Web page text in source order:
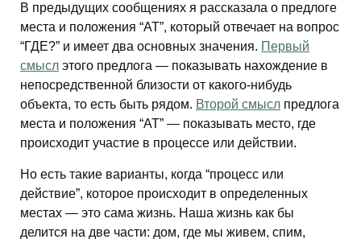
В предыдущих сообщениях я рассказала о предлоге
места и положения “AT”, который отвечает на вопрос
“ГДЕ?” и имеет два основных значения. Первый
смысл этого предлога — показывать нахождение в
непосредственной близости от какого-нибудь
объекта, то есть быть рядом. Второй смысл предлога
места и положения “AT” — показывать место, где
происходит участие в процессе или действии.
Но есть такие варианты, когда “процесс или
действие”, которое происходит в определенных
местах — это сама жизнь. Наша жизнь как бы
делится на две части: дом, где мы живем, спим,